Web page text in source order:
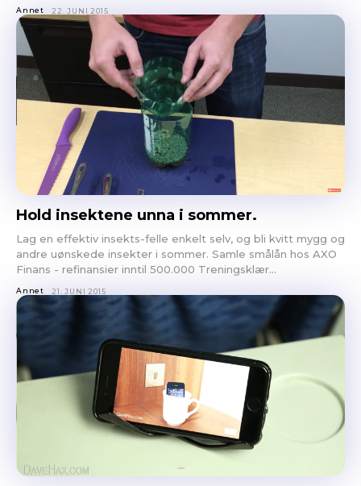
Annet 22. JUNI 2015
Hold insektene unna i sommer.
Lag en effektiv insekts-felle enkelt selv, og bli kvitt mygg og
andre uønskede insekter i sommer. Samle smålån hos AXO
Finans - refinansier inntil 500.000 Treningsklær...
Annet 21. JUNI 2015